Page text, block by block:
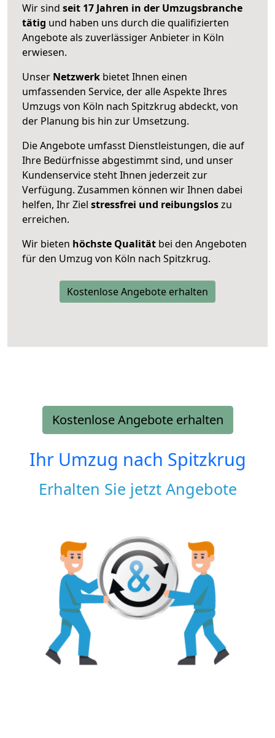
Wir sind seit 17 Jahren in der Umzugsbranche
tätig und haben uns durch die qualifizierten
Angebote als zuverlässiger Anbieter in Köln
erwiesen.
Unser Netzwerk bietet Ihnen einen
umfassenden Service, der alle Aspekte Ihres
Umzugs von Köln nach Spitzkrug abdeckt, von
der Planung bis hin zur Umsetzung.
Die Angebote umfasst Dienstleistungen, die auf
Ihre Bedürfnisse abgestimmt sind, und unser
Kundenservice steht Ihnen jederzeit zur
Verfügung. Zusammen können wir Ihnen dabei
helfen, Ihr Ziel stressfrei und reibungsloszu
erreichen.
Wir bieten höchste Qualität bei den Angeboten
für den Umzug von Köln nach Spitzkrug.
Kostenlose Angebote erhalten
Kostenlose Angebote erhalten
Ihr Umzug nach Spitzkrug
Erhalten Sie jetzt Angebote